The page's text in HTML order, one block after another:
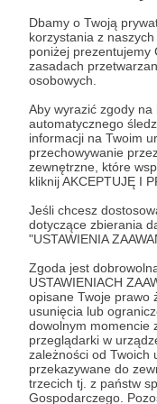
Dbamy o Twoją
korzystania z
poniżej prezentujemy
zasadach
osobowych.
Aby wyrazić zgody
automatycznego
informacji na Twoim
przechowywanie
zewnętrzne, które
kliknij AKCEPTUJĘ I
Jeśli chcesz
dotyczące zbierania
"USTAWIENIA
Zgoda jest
USTAWIENIACH
opisane Twoje prawo
usunięcia lub
dowolnym momencie
przeglądarki w
zależności od Twoich
przekazywane do
trzecich tj. z państw
Gospodarczego.
Czy masz ochotę
próg pozwoli Ci
na próbie,
Asystentami, a
lekcji emisji głosu
Patroni: 0
50 zł
Mezzoforte
Dla takich fanów
drzwi na oścież!
progów
próbę otwartą, a